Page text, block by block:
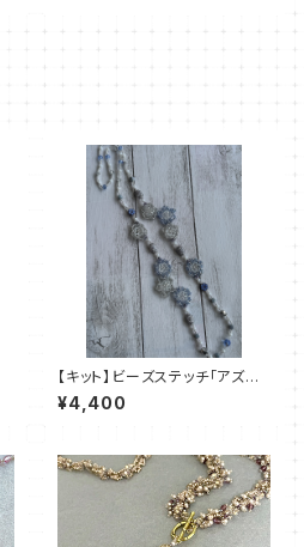
【キット】ビーズステッチ「アズレ
ッタ・ネックレス」清水理子
¥4,400